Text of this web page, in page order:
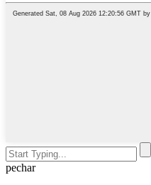
pechar